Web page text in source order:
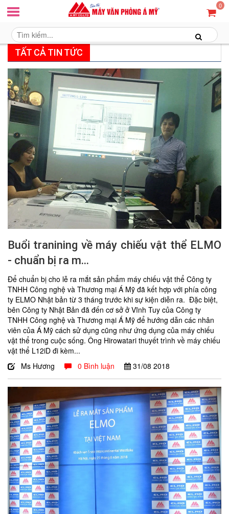
0
TẤT CẢ TIN TỨC
Buổi tranining về máy chiếu vật thể ELMO
- chuẩn bị ra m...
Để chuẩn bị cho lễ ra mắt sản phẩm máy chiếu vật thể Công ty
TNHH Công nghệ và Thương mại Á Mỹ đã kết hợp với phía công
ty ELMO Nhật bản từ 3 tháng trước khi sự kiện diễn ra. Đặc biệt,
bên Công ty Nhật Bản đã đến cơ sở ở Vĩnh Tuy của Công ty
TNHH Công nghệ và Thương mại Á Mỹ để hướng dẫn các nhân
viên của Á Mỹ cách sử dụng cũng như ứng dụng của máy chiếu
vật thể trong cuộc sống. Ông Hirowatari thuyết trình về máy chiếu
vật thể L12iD đi kèm...
Ms Hương
0 Bình luận 31/08 2018